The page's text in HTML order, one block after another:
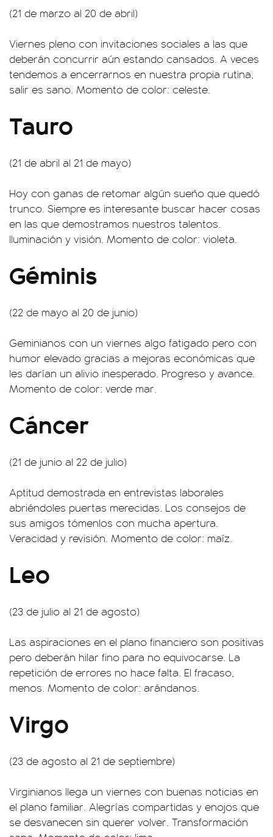
(21 de marzo al 20 de abril)
Viernes pleno con invitaciones sociales a las que
deberán concurrir aún estando cansados. A veces
tendemos a encerrarnos en nuestra propia rutina,
salir es sano. Momento de color: celeste.
Tauro
(21 de abril al 21 de mayo)
Hoy con ganas de retomar algún sueño que quedó
trunco. Siempre es interesante buscar hacer cosas
en las que demostramos nuestros talentos.
Iluminación y visión. Momento de color: violeta.
Géminis
(22 de mayo al 20 de junio)
Geminianos con un viernes algo fatigado pero con
humor elevado gracias a mejoras económicas que
les darían un alivio inesperado. Progreso y avance.
Momento de color: verde mar.
Cáncer
(21 de junio al 22 de julio)
Aptitud demostrada en entrevistas laborales
abriéndoles puertas merecidas. Los consejos de
sus amigos tómenlos con mucha apertura.
Veracidad y revisión. Momento de color: maíz.
Leo
(23 de julio al 21 de agosto)
Las aspiraciones en el plano financiero son positivas
pero deberán hilar fino para no equivocarse. La
repetición de errores no hace falta. El fracaso,
menos. Momento de color: arándanos.
Virgo
(23 de agosto al 21 de septiembre)
Virginianos llega un viernes con buenas noticias en
el plano familiar. Alegrías compartidas y enojos que
se desvanecen sin querer volver. Transformación